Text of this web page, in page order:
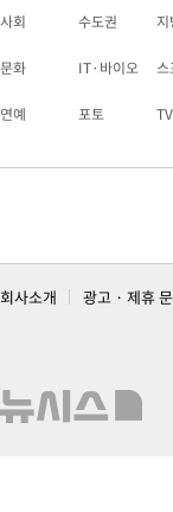
사회 수도권
문화 IT·바이오 스
연예 포토
회사소개 광고 · 제휴